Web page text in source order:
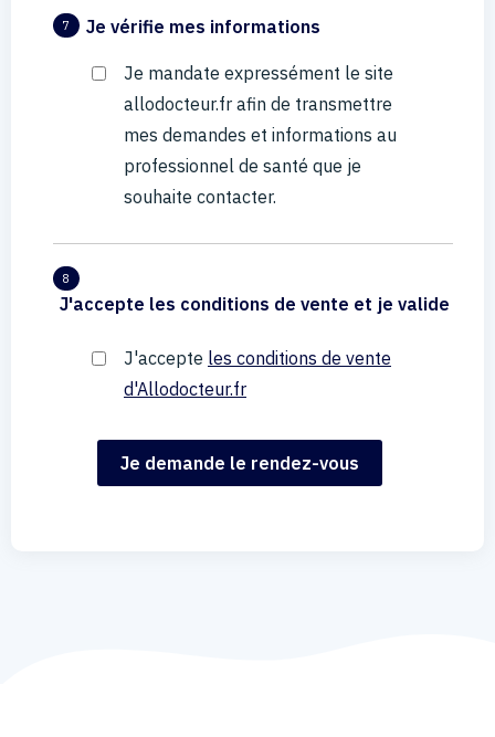
7 Je vérifie mes informations
Je mandate expressément le site
allodocteur.fr afin de transmettre
mes demandes et informations au
professionnel de santé que je
souhaite contacter.
8
J'accepte les conditions de vente et je valide
J'accepte les conditions de vente
d'Allodocteur.fr